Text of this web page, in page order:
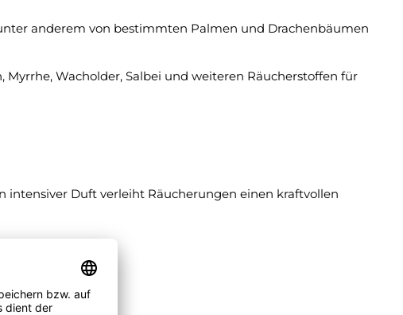
anderem von bestimmten Palmen und Drachenbäumen
Wacholder, Salbei und weiteren Räucherstoffen für
intensiver Duft verleiht Räucherungen einen kraftvollen